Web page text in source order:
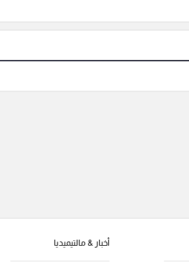
أخبار & مالتيميديا